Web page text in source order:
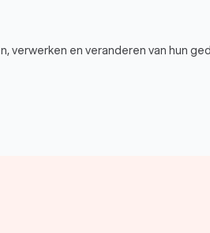
en veranderen van hun